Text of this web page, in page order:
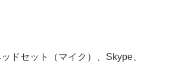
ドセット（マイク）、Skype、